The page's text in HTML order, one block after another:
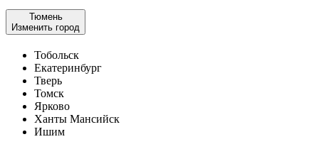
Тюмень
Изменить город
Тобольск
Екатеринбург
Тверь
Томск
Ярково
Ханты Мансийск
Ишим